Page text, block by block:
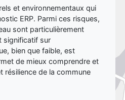
et environnementaux qui
ERP. Parmi ces risques,
sont particulièrement
significatif sur
bien que faible, est
de mieux comprendre et
résilience de la commune